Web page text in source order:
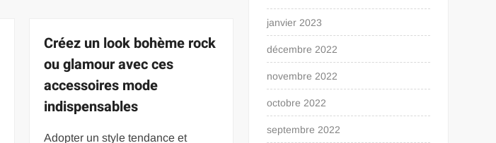
Créez un look bohème rock
ou glamour avec ces
accessoires mode
indispensables
Adopter un style tendance et
janvier 2023
décembre 2022
novembre 2022
octobre 2022
septembre 2022